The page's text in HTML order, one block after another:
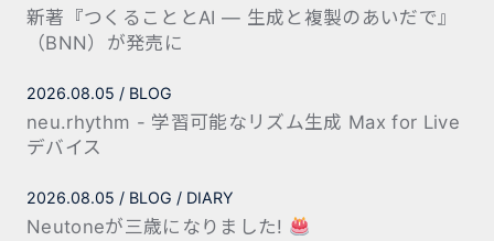
新著『つくることとAI — 生成と複製のあいだで』
（BNN）が発売に
2026.08.05 BLOG
neu.rhythm - 学習可能なリズム生成 Max for Live
デバイス
2026.08.05 BLOG DIARY
Neutoneが三歳になりました!